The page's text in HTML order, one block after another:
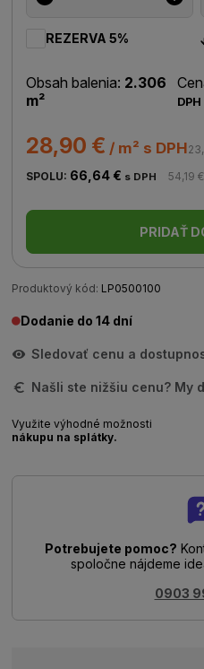
REZERVA 5%
Obsah balenia: 2.306
m²
DPH
28,90 € / m² s DPH
SPOLU: 66,64 € s DPH 54,19 €
PRIDAŤ
Produktový kód: LP0500100
Dodanie do 14 dní
Sledovať cenu a
Našli ste nižšiu cenu? My
Využite výhodné možnosti
nákupu na splátky.
Potrebujete pomoc?
spoločne nájdeme
0903